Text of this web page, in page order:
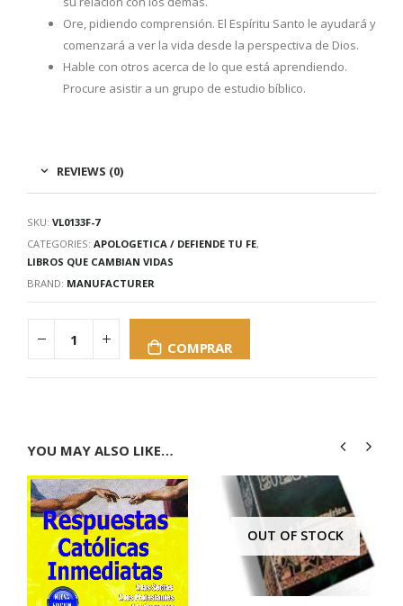
Ore, pidiendo comprensión. El Espíritu Santo le ayudará y
comenzará a ver la vida desde la perspectiva de Dios.
Hable con otros acerca de lo que está aprendiendo.
Procure asistir a un grupo de estudio bíblico.
REVIEWS (0)
SKU: VL0133F-7
CATEGORIES: APOLOGETICA / DEFIENDE TU FE,
LIBROS QUE CAMBIAN VIDAS
BRAND: MANUFACTURER
COMPRAR
YOU MAY ALSO LIKE…
OUT OF STOCK